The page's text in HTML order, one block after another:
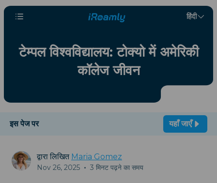
हिंदी
टेम्पल विश्वविद्यालय: टोक्यो में अमेरिकी
कॉलेज जीवन
इस पेज पर यहाँ जाएँ
द्वारा लिखित Maria Gomez
Nov 26, 2025 • 3 मिनट पढ़ने का समय